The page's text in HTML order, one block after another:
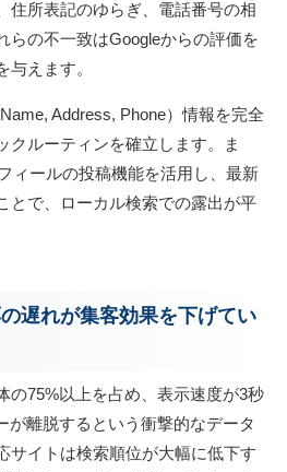
住所表記のゆらぎ、電話番号の相
らの不一致はGoogleからの評価を
えます。
Address, Phone）情報を完全
クルーティンを確立します。ま
ィールの投稿機能を活用し、最新
とで、ローカル検索での露出が平
遅れが集客効果を下げてい
の75%以上を占め、表示速度が3秒
が離脱するという衝撃的なデータ
サイトは検索順位が大幅に低下す